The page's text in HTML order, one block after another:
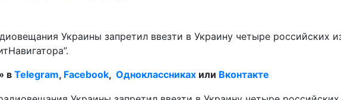
Украины запретил ввезти в Украину четыре российских
в Telegram, Facebook, Одноклассниках или Вконтакте